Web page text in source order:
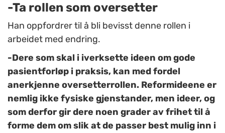
-Ta rollen som oversetter
Han oppfordrer til å bli bevisst denne rollen i
arbeidet med endring.
-Dere som skal i iverksette ideen om gode
pasientforløp i praksis, kan med fordel
anerkjenne oversetterrollen. Reformideene er
nemlig ikke fysiske gjenstander, men ideer, og
som derfor gir dere noen grader av frihet til å
forme dem om slik at de passer best mulig inn i